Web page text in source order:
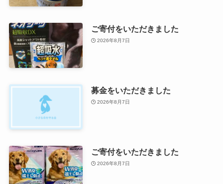
ご寄付をいただきました
2026年8月7日
募金をいただきました
2026年8月7日
ご寄付をいただきました
2026年8月7日